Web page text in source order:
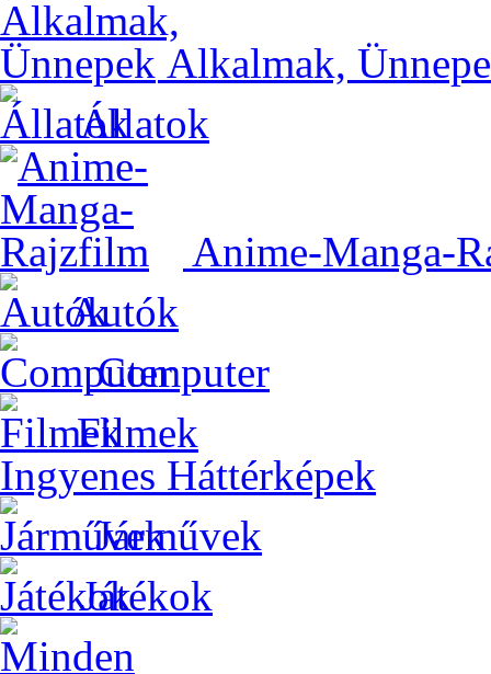
Alkalmak,
Állatok
Anime-Manga-
Autók
Computer
Filmek
Ingyenes Háttérképek
Járművek
Játékok